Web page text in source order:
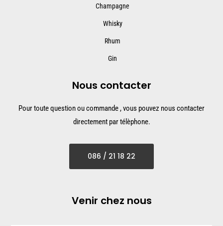
Champagne
Whisky
Rhum
Gin
Nous contacter
Pour toute question ou commande , vous pouvez nous contacter
directement par télèphone.
086 / 21 18 22
Venir chez nous